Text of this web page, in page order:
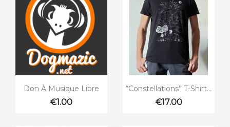
Quick view
Don À Musique Libre
€1.00
Quick view
“Constellations” T-Shirt...
€17.00